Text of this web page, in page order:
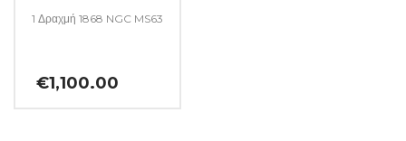
1 Δραχμή 1868 NGC MS63
€1,100.00